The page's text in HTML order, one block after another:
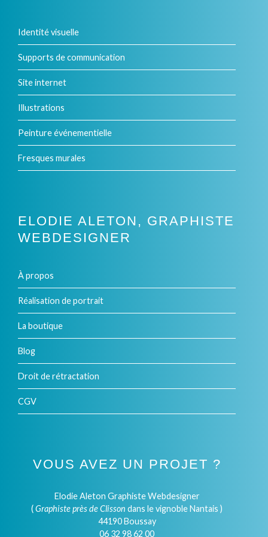
Les
options
peuvent
être
choisies
sur
la
produit
Identité visuelle
Supports de communication
Site internet
Illustrations
Peinture événementielle
Fresques murales
ELODIE ALETON, GRAPHISTE
WEBDESIGNER
À propos
Réalisation de portrait
La boutique
Blog
Droit de rétractation
CGV
VOUS AVEZ UN PROJET ?
Elodie Aleton Graphiste Webdesigner
(Graphiste près de Clisson dans le vignoble Nantais )
44190 Boussay
06 32 98 62 00